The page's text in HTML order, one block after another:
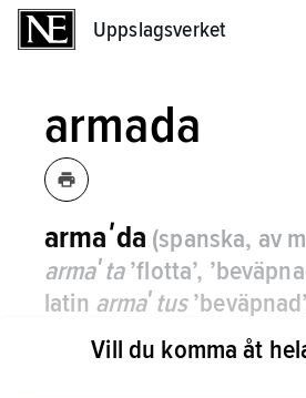
Uppslagsverket
armada
armaʹda (spanska, av
armaʹta’flotta’,
latin armaʹtus
aʹrma’vapen’)
(större)
krigsflotta.
Vill du komma åt